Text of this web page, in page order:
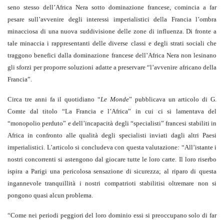
seno stesso dell’Africa Nera sotto dominazione francese, comincia a far
pesare sull’avvenire degli interessi imperialistici della Francia l’ombra
minacciosa di una nuova suddivisione delle zone di influenza. Di fronte a
tale minaccia i rappresentanti delle diverse classi e degli strati sociali che
traggono benefici dalla dominazione francese dell’Africa Nera non lesinano
gli sforzi per proporre soluzioni adatte a preservare “l’avvenire africano della
Francia”.
Circa tre anni fa il quotidiano “Le Monde” pubblicava un articolo di G.
Comte dal titolo “La Francia e l’Africa” in cui ci si lamentava del
“monopolio perduto” e dell’incapacità degli “specialisti” francesi stabiliti in
Africa in confronto alle qualità degli specialisti inviati dagli altri Paesi
imperialistici. L’articolo si concludeva con questa valutazione: “All’istante i
nostri concorrenti si astengono dal giocare tutte le loro carte. Il loro riserbo
ispira a Parigi una pericolosa sensazione di sicurezza; al riparo di questa
ingannevole tranquillità i nostri compatrioti stabilitisi oltremare non si
pongono quasi alcun problema.
“Come nei periodi peggiori del loro dominio essi si preoccupano solo di far